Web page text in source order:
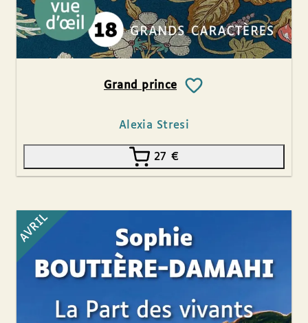
Grand prince
Alexia Stresi
27 €
AVRIL